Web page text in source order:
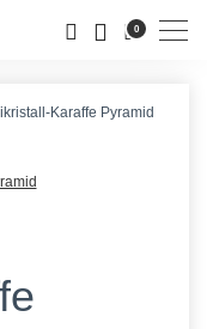
0
Karaffe Pyramid